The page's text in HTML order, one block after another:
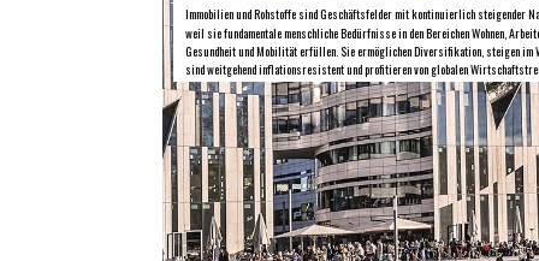
Immobilien und Rohstoffe sind Geschäftsfelder mit kontinuierlich steigender
weil sie fundamentale menschliche Bedürfnisse in den Bereichen Wohnen,
Gesundheit und Mobilität erfüllen. Sie ermöglichen Diversifikation, steigen im
sind weitgehend inflationsresistent und profitieren von globalen